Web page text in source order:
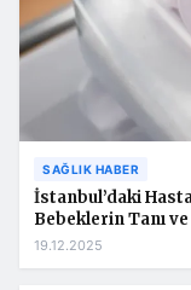
SAĞLIK HABER
İstanbul’daki
Bebeklerin Tanı
19.12.2025